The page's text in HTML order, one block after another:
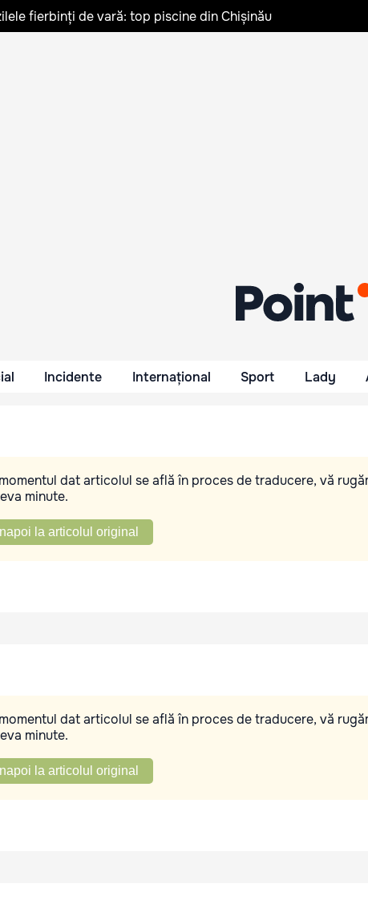
fierbinți de vară: top piscine din Chișinău
Incidente Internațional Sport Lady
dat articolul se află în proces de traducere, vă
minute.
Înapoi la articolul original
dat articolul se află în proces de traducere, vă
minute.
Înapoi la articolul original